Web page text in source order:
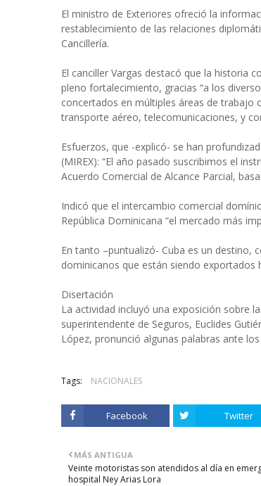
El ministro de Exteriores ofreció la
restablecimiento de las relaciones
Cancillería.
El canciller Vargas destacó que la historia
pleno fortalecimiento, gracias “a los
concertados en múltiples áreas de
transporte aéreo, telecomunicaciones, y
Esfuerzos, que -explicó- se han
(MIREX): “El año pasado suscribimos el
Acuerdo Comercial de Alcance Parcial,
Indicó que el intercambio comercial
República Dominicana “el mercado más
En tanto –puntualizó- Cuba es un destino,
dominicanos que están siendo exportados
Disertación
La actividad incluyó una exposición sobre
superintendente de Seguros, Euclides
López, pronunció algunas palabras ante
Tags: NACIONALES
Facebook Twitter
MÁS ANTIGUA
Veinte motoristas son atendidos al día en
hospital Ney Arias Lora